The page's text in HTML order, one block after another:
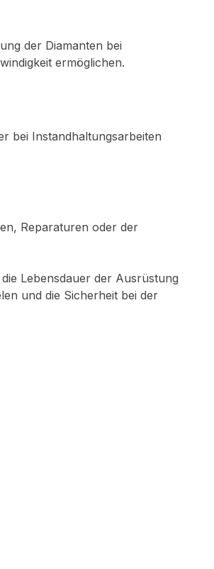
der Diamanten bei
ermöglichen.
bei Instandhaltungsarbeiten
Reparaturen oder der
Lebensdauer der Ausrüstung
und die Sicherheit bei der